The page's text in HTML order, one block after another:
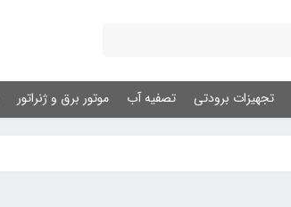
تجهیزات برودتی تصفیه آب موتور برق و ژنراتور